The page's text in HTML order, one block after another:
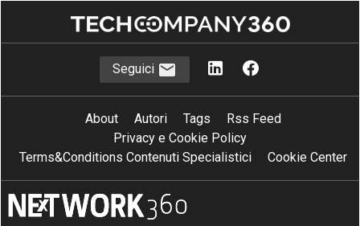
Seguici
About Autori Tags
Rss Feed
Privacy e Cookie Policy
Terms&Conditions Contenuti Specialistici
Cookie Center